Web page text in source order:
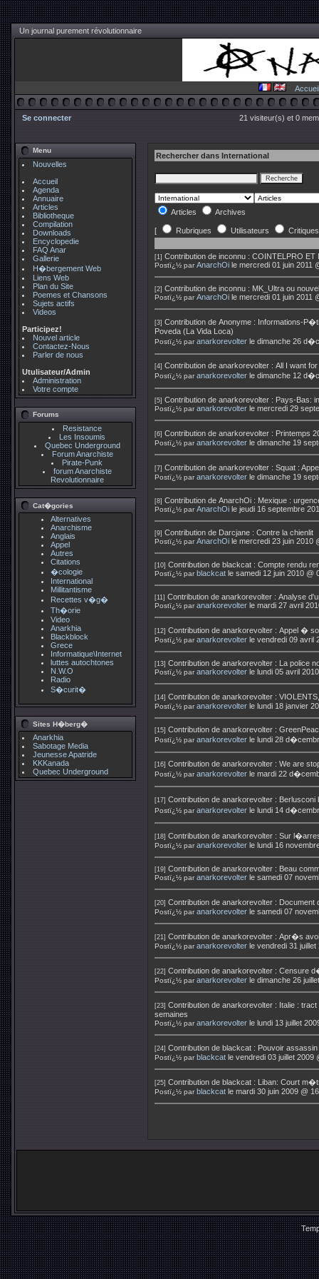
Un journal purement révolutionnaire
Accueil
Se connecter 21 visiteur(s) et 0
Menu
Nouvelles
Accueil
Agenda
Annuaire
Articles
Bibliotheque
Compilation
Downloads
Encyclopedie
FAQ Anar
Gallerie
H�bergement Web
Liens Web
Plan du Site
Poemes et Chansons
Sujets actifs
Videos
Participez!
Nouvel article
Contactez-Nous
Parler de nous
Utulisateur/Admin
Administration
Votre compte
Forums
Resistance
Les Insoumis
Quebec Underground
Forum Anarchiste
Pirate-Punk
forum Anarchiste
Revolutionnaire
Cat�gories
Alternatives
Anarchisme
Anglais
Appel
Autres
Citations
�cologie
International
Millitantisme
Recettes v�g�
Th�orie
Video
Anarkhia
Blackblock
Grece
Informatique\Internet
luttes autochtones
N.W.O
Radio
S�curit�
Sites H�berg�
Anarkhia
Sabotage Media
Jeunesse Apatride
KKKanada
Quebec Underground
Rechercher dans International
Articles Archives
[ Rubriques Utilisateurs
[1] Contribution de inconnu : COINTELPRO ET
Postï¿½ par AnarchOi le mercredi 01 juin 2011
[2] Contribution de inconnu : MK_Ultra ou
Postï¿½ par AnarchOi le mercredi 01 juin 2011
[3] Contribution de Anonyme : Informations-
Poveda (La Vida Loca)
Postï¿½ par anarkorevolter le dimanche 26
[4] Contribution de anarkorevolter : All I want
Postï¿½ par anarkorevolter le dimanche 12
[5] Contribution de anarkorevolter : Pays-Bas:
Postï¿½ par anarkorevolter le mercredi 29
[6] Contribution de anarkorevolter : Printemps
Postï¿½ par anarkorevolter le dimanche 19
[7] Contribution de anarkorevolter : Squat :
Postï¿½ par anarkorevolter le dimanche 19
[8] Contribution de AnarchOi : Mexique :
Postï¿½ par AnarchOi le jeudi 16 septembre
[9] Contribution de Darcjane : Contre la chienlit
Postï¿½ par AnarchOi le mercredi 23 juin 2010
[10] Contribution de blackcat : Compte rendu
Postï¿½ par blackcat le samedi 12 juin 2010 @
[11] Contribution de anarkorevolter : Analyse
Postï¿½ par anarkorevolter le mardi 27 avril
[12] Contribution de anarkorevolter : Appel �
Postï¿½ par anarkorevolter le vendredi 09 avril
[13] Contribution de anarkorevolter : La police
Postï¿½ par anarkorevolter le lundi 05 avril
[14] Contribution de anarkorevolter :
Postï¿½ par anarkorevolter le lundi 18 janvier
[15] Contribution de anarkorevolter :
Postï¿½ par anarkorevolter le lundi 28
[16] Contribution de anarkorevolter : We are
Postï¿½ par anarkorevolter le mardi 22
[17] Contribution de anarkorevolter :
Postï¿½ par anarkorevolter le lundi 14
[18] Contribution de anarkorevolter : Sur
Postï¿½ par anarkorevolter le lundi 16
[19] Contribution de anarkorevolter : Beau
Postï¿½ par anarkorevolter le samedi 07
[20] Contribution de anarkorevolter : Document
Postï¿½ par anarkorevolter le samedi 07
[21] Contribution de anarkorevolter : Apr�s
Postï¿½ par anarkorevolter le vendredi 31
[22] Contribution de anarkorevolter : Censure
Postï¿½ par anarkorevolter le dimanche 26
[23] Contribution de anarkorevolter : Italie :
semaines
Postï¿½ par anarkorevolter le lundi 13 juillet
[24] Contribution de blackcat : Pouvoir
Postï¿½ par blackcat le vendredi 03 juillet 2009
[25] Contribution de blackcat : Liban: Court
Postï¿½ par blackcat le mardi 30 juin 2009 @